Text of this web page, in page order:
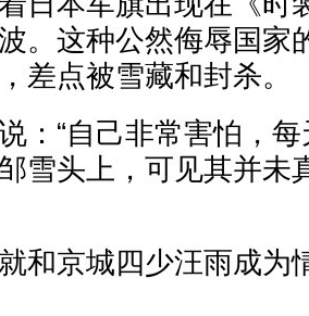
。这种公然侮辱国家
差点被雪藏和封杀。
：“自己非常害怕，
雪头上，可见其并未
和京城四少汪雨成为